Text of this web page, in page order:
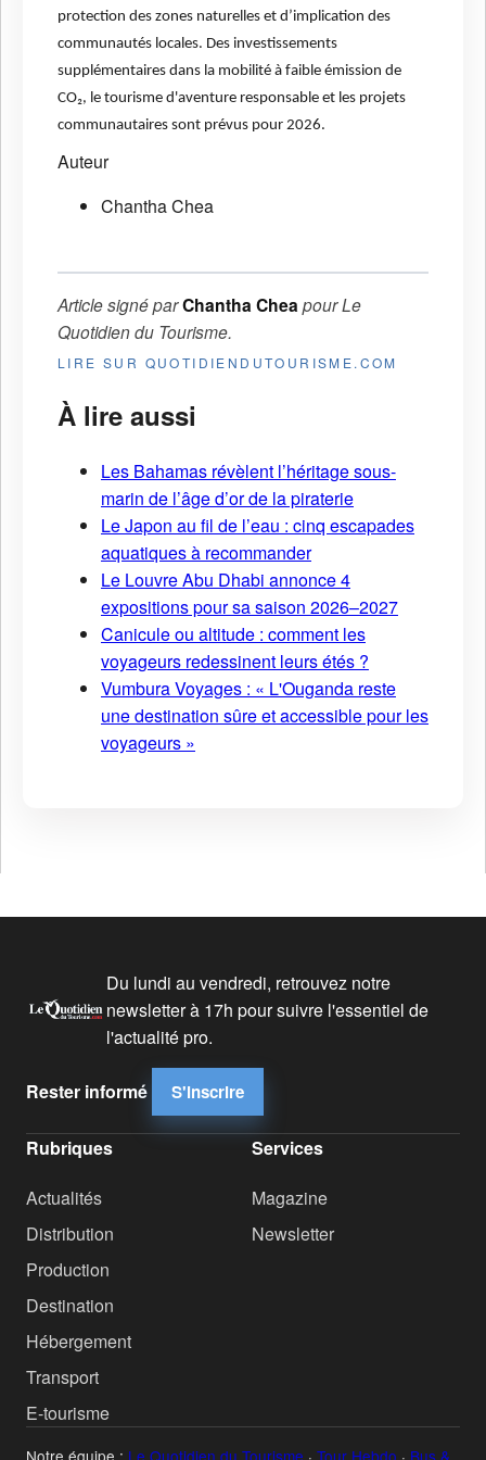
protection des zones naturelles et d’implication des
communautés locales. Des investissements
supplémentaires dans la mobilité à faible émission de
CO₂, le tourisme d'aventure responsable et les projets
communautaires sont prévus pour 2026.
Auteur
Chantha Chea
Article signé parChantha Chea pourLe
Quotidien du Tourisme.
LIRE SUR QUOTIDIENDUTOURISME.COM
À lire aussi
Les Bahamas révèlent l’héritage sous-
marin de l’âge d’or de la piraterie
Le Japon au fil de l’eau : cinq escapades
aquatiques à recommander
Le Louvre Abu Dhabi annonce 4
expositions pour sa saison 2026–2027
Canicule ou altitude : comment les
voyageurs redessinent leurs étés ?
Vumbura Voyages : « L'Ouganda reste
une destination sûre et accessible pour les
voyageurs »
Du lundi au vendredi, retrouvez notre
newsletter à 17h pour suivre l'essentiel de
l'actualité pro.
Rester informé S'inscrire
Rubriques
Actualités
Distribution
Production
Destination
Hébergement
Transport
E-tourisme
Services
Magazine
Newsletter